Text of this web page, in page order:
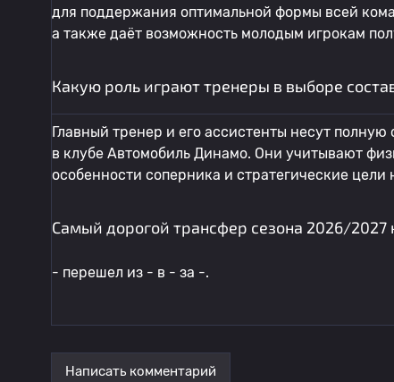
для поддержания оптимальной формы всей
а также даёт возможность молодым игрокам
Какую роль играют тренеры в выборе
Главный тренер и его ассистенты несут полную
в клубе Автомобиль Динамо. Они учитывают
особенности соперника и стратегические цели
Самый дорогой трансфер сезона 2026/
- перешел из - в - за -.
Написать комментарий